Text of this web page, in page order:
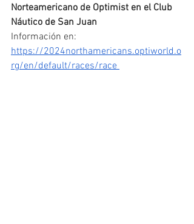
Norteamericano de Optimist en el Club
Náutico de San Juan
Información en:
https://2024northamericans.optiworld.o
rg/en/default/races/race